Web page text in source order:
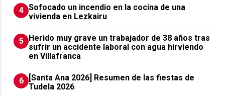
4 Sofocado un incendio en la cocina de una
vivienda en Lezkairu
5 Herido muy grave un trabajador de 38 años tras
sufrir un accidente laboral con agua hirviendo
en Villafranca
6
[Santa Ana 2026] Resumen de las fiestas de
Tudela 2026